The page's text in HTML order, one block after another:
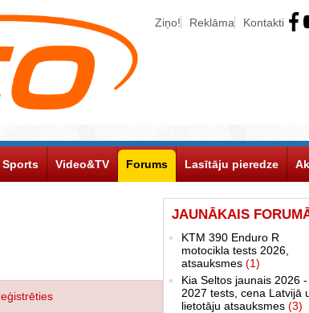
Ziņo! Reklāma Kontakti
Sports Video&TV Forums Lasītāju pieredze
JAUNĀKAIS
KTM 390 Enduro R
motocikla tests 2026,
atsauksmes (1)
Kia Seltos jaunais 2026 -
2027 tests, cena Latvijā
lietotāju atsauksmes (3)